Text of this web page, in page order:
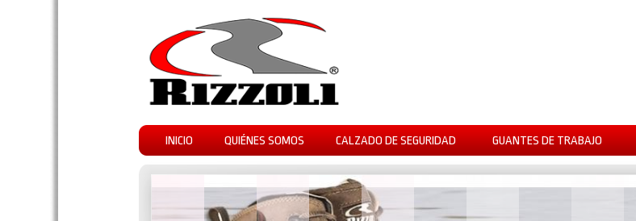
INICIO QUIÉNES SOMOS CALZADO DE SEGURIDAD GUANTES DE TRABAJO